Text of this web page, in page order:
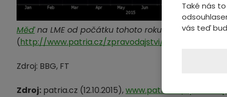
Měďna LME od počátku tohoto roku.
(http://www.patria.cz/zpravodajstvi/3028895/
Zdroj: BBG, FT
Zdroj: patria.cz (12.10.2015),www.patria.cz/
Také nás
vás teď